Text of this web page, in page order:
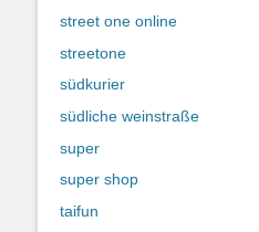
street one online
streetone
südkurier
südliche weinstraße
super
super shop
taifun